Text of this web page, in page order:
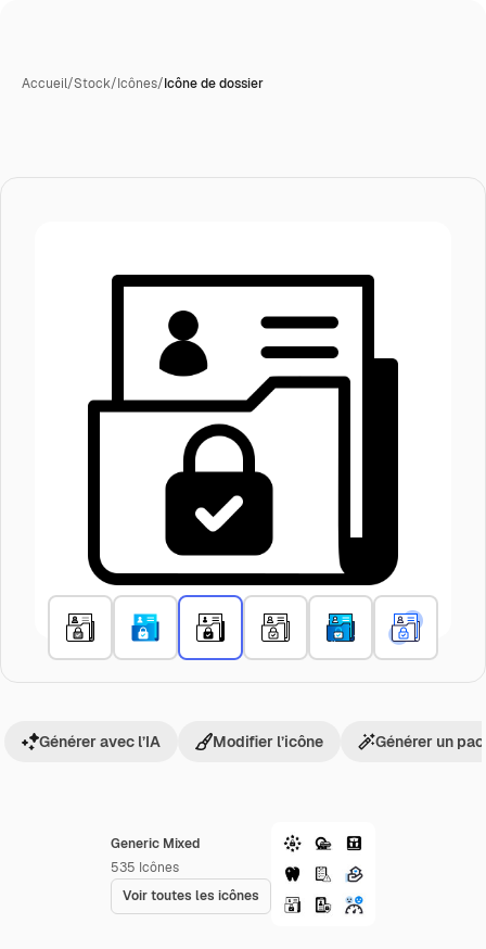
Accueil/Stock/Icônes/Icône de dossier
Generic Mixed
535 Icônes
Voir toutes les icônes
Générer avec l’IA Modifier l’icône Générer un